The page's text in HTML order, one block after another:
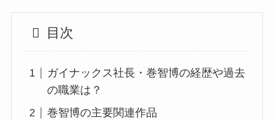
目次
ガイナックス社長・巻智博の経歴や過去
の職業は？
巻智博の主要関連作品